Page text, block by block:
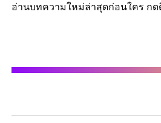
อ่านบทความใหม่ล่าสุดก่อนใคร กดติ